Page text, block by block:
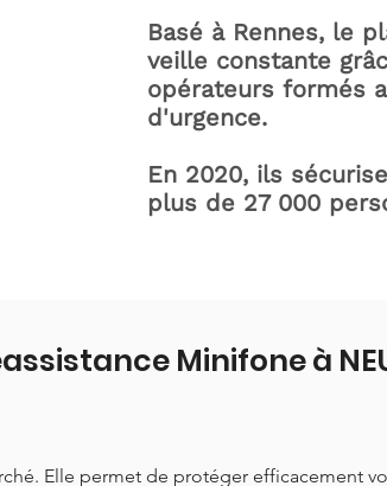
Basé à Rennes, le
veille constante
opérateurs formés
d'urgence.
En 2020, ils
plus de 27 000
Minifone à
Elle permet de protéger efficacement